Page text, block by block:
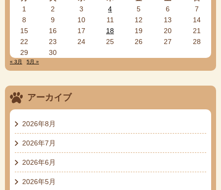
1
2 3 4 5 6
7
8
9 10 11 12 13
14
15
16 17 18 19 20
21
22
23 24 25 26 27
28
29
30
« 3月 5月 »
アーカイブ
2026年8月
2026年7月
2026年6月
2026年5月